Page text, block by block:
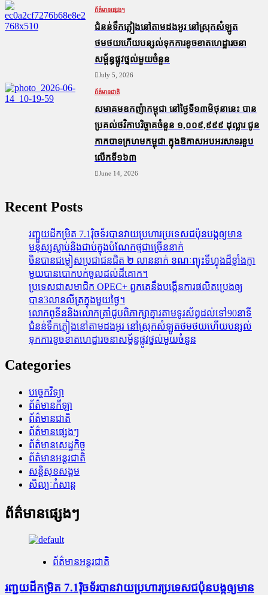
ព័ត៌មានផ្សេងៗ
ជំនន់​ទឹកភ្លៀង​នៅ​តាម​ដងអូរ​ នៅ​ស្រុក​សំឡូត​
ថមថយ​ហើយ​បន្សល់​ទុក​ការ​ខូចខាត​ហេដ្ឋារចនា
សម្ព័ន្ធ​ផ្លូវថ្នល់​មួយ​ចំនួន
July 5, 2026
ព័ត៌មានជាតិ
សមាគមឧកញ៉ាកម្ពុជា នៅថ្ងៃទី១៣មិថុនានេះ បាន
ប្រគល់ថវិកាបរិច្ចាគចំនួន ១,០០៩,៩៩៩ ដុល្លារ ជូន
កាកបាទក្រហមកម្ពុជា ក្នុងឱកាសអបអរសាទរខួប
លើកទី១៦៣
June 14, 2026
Recent Posts
រញ្ជួយដីកម្រិត​ 7.1រ៉ិចទ័របានវាយប្រហារប្រទេសជប៉ុនបង្កឲ្យមាន
មនុស្សស្លាប់​និង​ជាប់ក្នុងបំណែកថ្មជាច្រើននាក់
ចិនបានជម្លៀសប្រជាជនជិត ២ លាននាក់ ខណៈព្យុះទីហ្វុងដ៏ខ្លាំងក្លា
មួយបានបោកបក់ចូលដល់ដីគោក។
ប្រទេសជាសមាជិក OPEC+​ ពួកគេនឹងបង្កើនការផលិតប្រេងឲ្យ
បាន3លានលីត្រក្នុងមួយថ្ងៃ។
លោកពូទីននិងលោកត្រាំជូបពិភាក្សាគ្នារតាមទូរស័ព្ធដល់ទៅ90នាទី
ជំនន់​ទឹកភ្លៀង​នៅ​តាម​ដងអូរ​ នៅ​ស្រុក​សំឡូត​ថមថយ​ហើយ​បន្សល់​
ទុក​ការ​ខូចខាត​ហេដ្ឋារចនាសម្ព័ន្ធ​ផ្លូវថ្នល់​មួយ​ចំនួន
Categories
បច្ចេកវិទ្យា
ព័ត៌មានកីឡា
ព័ត៌មានជាតិ
ព័ត៌មានផ្សេងៗ
ព័ត៌មានសេដ្ឋកិច្ច
ព័ត៌មានអន្តរជាតិ
សន្តិសុខសង្គម
សិល្បៈកំសាន្ត
ព័ត៌មានផ្សេងៗ
ព័ត៌មានអន្តរជាតិ
រញ្ជួយដីកម្រិត​ 7.1រ៉ិចទ័របានវាយប្រហារប្រទេសជប៉ុនបង្កឲ្យមាន